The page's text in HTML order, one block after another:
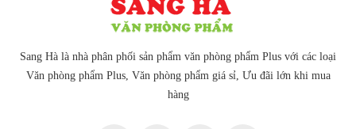
Sang Hà là nhà phân phối sản phẩm văn phòng phẩm Plus với các loại
Văn phòng phẩm Plus, Văn phòng phẩm giá sỉ, Ưu đãi lớn khi mua
hàng